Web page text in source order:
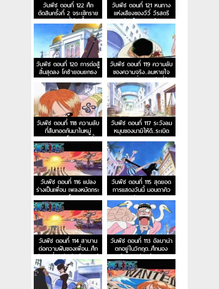
วันพีช ตอนที่ 122 ศึก
ตัดสินครั้งที่ 2 จระเข้ทราย
ปะทะ ลูฟี่ร่างน้ำ
วันพีช ตอนที่ 121 หนทาง
แห่งเสียงของวีวี่ วีรสตรี
ร่ายรำลงมาแล้ว
วันพีช ตอนที่ 120 การต่อสู้
สิ้นสุดลง โคซ่ายอมยกธง
ขาว
วันพีช ตอนที่ 119 ความลับ
ของความจริง..ลมหายใจ
ของสรรพสิ่งและพลังที่ตัด
เหล็ก
วันพีช ตอนที่ 118 ความลับ
ที่สืบทอดกันมาในหมู่
ราชา..อาวุธโบราณพูลตั้น
วันพีช ตอนที่ 117 ระวังลม
หมุนของนามิให้ดี..ระเบิด
กระบองคุริมะ
วันพีช ตอนที่ 116 แปลง
ร่างเป็นเพื่อน เพลงหมัดกระ
เทยของโบนเคร
วันพีช ตอนที่ 115 สุดยอด
การแสดงวันนี้ มอนตาคิว
เลียนแบบ
วันพีช ตอนที่ 114 สาบาน
ต่อความฝันของเพื่อน..ศึก
ตัดสินที่เนินตัวตุ่นเมืองเบอร์
สี่
วันพีช ตอนที่ 113 อัลบาน่า
ตกอยู่ในวิกฤต..ศึกนอง
เลือดของหัวหน้ากาลู